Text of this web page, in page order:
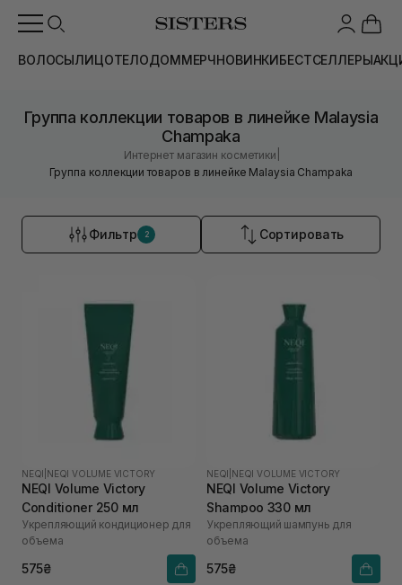
ВОЛОСЫЛИЦОТЕЛОДОММЕРЧНОВИНКИБЕСТСЕЛЛЕРЫ
Группа коллекции товаров в линейке Malaysia
Champaka
Интернет магазин косметики
Группа коллекции товаров в линейке Malaysia Champaka
Фильтр 2 Сортировать
NEQI NEQI VOLUME VICTORY
NEQI Volume Victory
Conditioner 250 мл
Укрепляющий кондиционер для
объема
575₴
NEQI NEQI VOLUME VICTORY
NEQI Volume Victory
Shampoo 330 мл
Укрепляющий шампунь для
объема
575₴